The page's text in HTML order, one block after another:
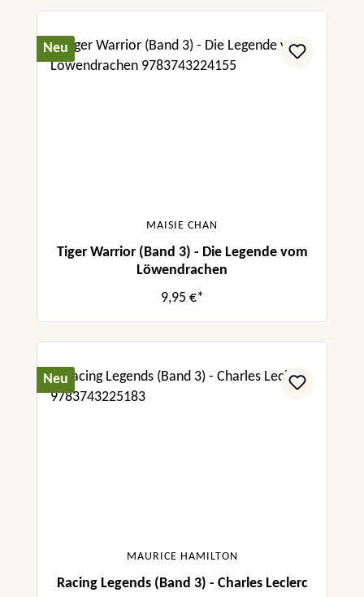
Neu
MAISIE CHAN
Tiger Warrior (Band 3) - Die Legende vom
Löwendrachen
9,95 €*
Neu
MAURICE HAMILTON
Racing Legends (Band 3) - Charles Leclerc